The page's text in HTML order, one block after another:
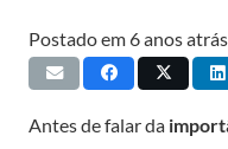
Postado em6 anos atrás
Antes de falar da